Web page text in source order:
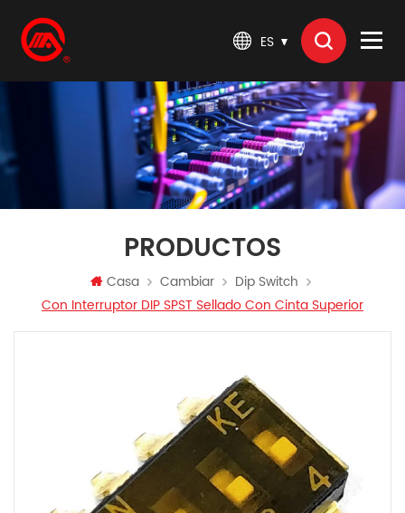
ES
PRODUCTOS
Casa Cambiar
Dip Switch
Con Interruptor DIP SPST Sellado Con Cinta Superior